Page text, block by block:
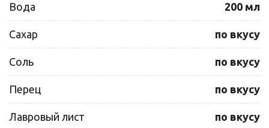
Вода 200 мл
Сахар по вкусу
Соль по вкусу
Перец по вкусу
Лавровый лист по вкусу